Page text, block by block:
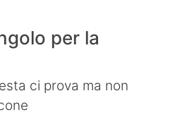
per la
ci prova ma non